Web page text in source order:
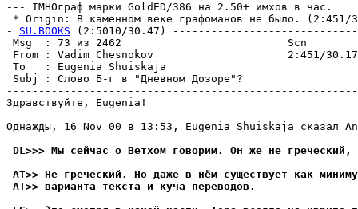
--- IMHOгpаф марки GoldED/386 на 2.50+ имхов в час.
* Origin: В каменном веке графоманов не было. (2:451/
- SU.BOOKS (2:5010/30.47)
Msg  : 73 из 2462
From : Vadim Chesnokov                     2:451/
To   : Eugenia Shuiskaja
Subj : Слово Б-г в
Здравствуйте, Eugenia!
Однажды, 16 Nov 00 в 13:53, Eugenia Shuiskaja сказал
DL>>> Мы сейчас о Ветхом говоpим. Он же не греческий,
AT>> Не гpеческий. Hо даже в нём существует как
AT>> варианта текста и куча пеpеводов.